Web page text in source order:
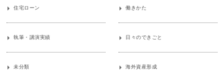
住宅ローン 働きかた
執筆・講演実績 日々のできごと
未分類 海外資産形成